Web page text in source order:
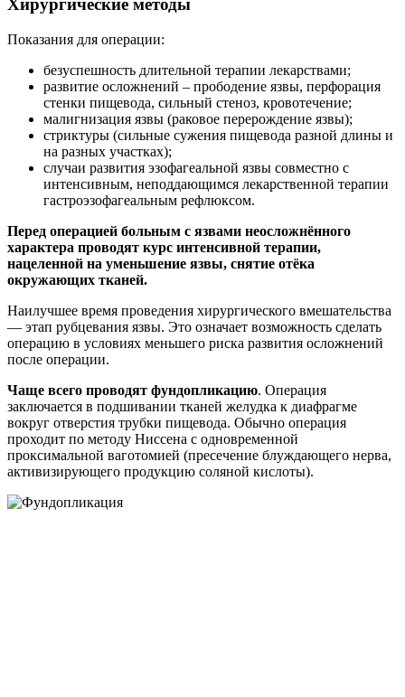
Хирургические методы
Показания для операции:
безуспешность длительной терапии лекарствами;
развитие осложнений – прободение язвы, перфорация
стенки пищевода, сильный стеноз, кровотечение;
малигнизация язвы (раковое перерождение язвы);
стриктуры (сильные сужения пищевода разной длины и
на разных участках);
случаи развития эзофагеальной язвы совместно с
интенсивным, неподдающимся лекарственной терапии
гастроэзофагеальным рефлюксом.
Перед операцией больным с язвами неосложнённого
характера проводят курс интенсивной терапии,
нацеленной на уменьшение язвы, снятие отёка
окружающих тканей.
Наилучшее время проведения хирургического вмешательства
— этап рубцевания язвы. Это означает возможность сделать
операцию в условиях меньшего риска развития осложнений
после операции.
Чаще всего проводят фундопликацию. Операция
заключается в подшивании тканей желудка к диафрагме
вокруг отверстия трубки пищевода. Обычно операция
проходит по методу Ниссена с одновременной
проксимальной ваготомией (пресечение блуждающего нерва,
активизирующего продукцию соляной кислоты).